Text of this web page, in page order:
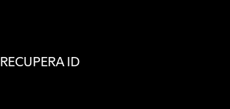
RECUPERA ID